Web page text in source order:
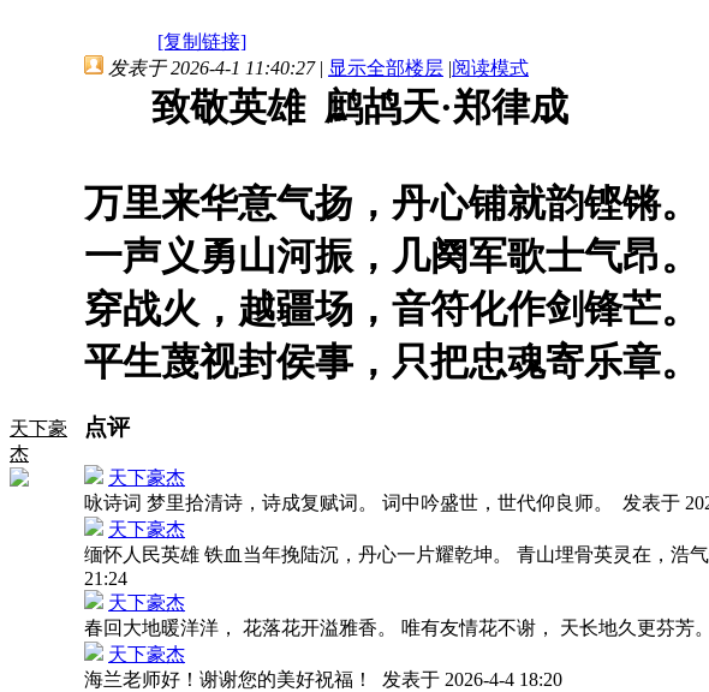
[复制链接]
天下豪
杰
发表于 2026-4-1 11:40:27 | 显示全部楼层 |阅读模式
致敬英雄 鹧鸪天·郑律成
万里来华意气扬，丹心铺就韵铿锵。
一声义勇山河振，几阕军歌士气昂。
穿战火，越疆场，音符化作剑锋芒。
平生蔑视封侯事，只把忠魂寄乐章。
点评
天下豪杰
咏诗词 梦里拾清诗，诗成复赋词。 词中吟盛世，世代仰良师。 发表于
天下豪杰
缅怀人民英雄 铁血当年挽陆沉，丹心一片耀乾坤。 青山埋骨英灵在，
21:24
天下豪杰
春回大地暖洋洋， 花落花开溢雅香。 唯有友情花不谢， 天长地久更芬芳
天下豪杰
海兰老师好！谢谢您的美好祝福！ 发表于 2026-4-4 18:20